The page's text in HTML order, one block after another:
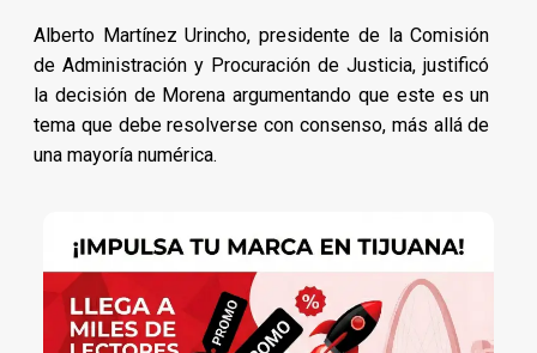
Alberto Martínez Urincho, presidente de la Comisión
de Administración y Procuración de Justicia, justificó
la decisión de Morena argumentando que este es un
tema que debe resolverse con consenso, más allá de
una mayoría numérica.